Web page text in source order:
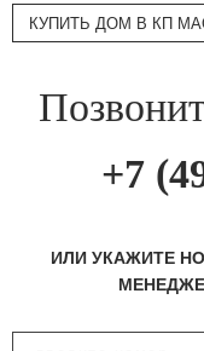
КУПИТЬ ДОМ В КП
+7
ИЛИ УКАЖИТЕ